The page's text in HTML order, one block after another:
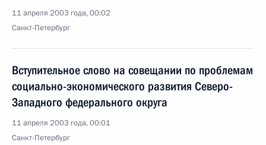
11 апреля 2003 года, 00:02
Санкт-Петербург
Вступительное слово на совещании по проблемам
социально-экономического развития Северо-
Западного федерального округа
11 апреля 2003 года, 00:01
Санкт-Петербург